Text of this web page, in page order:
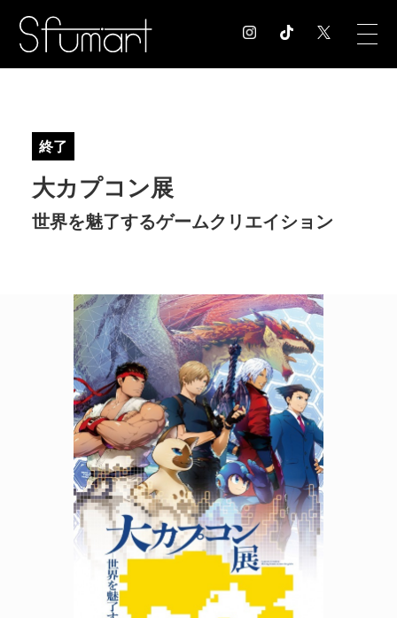
EXHIBITION
MUSEUM 美術館情報
CONTACT お問合せ
POLICY COMPANY
終了
大カプコン展
世界を魅了するゲームクリエイション